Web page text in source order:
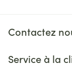
Contactez
Service à la